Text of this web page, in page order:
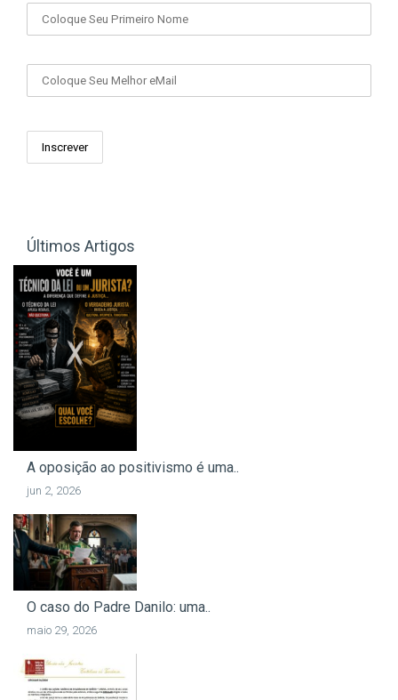
Últimos Artigos
A oposição ao positivismo é uma..
jun 2, 2026
O caso do Padre Danilo: uma..
maio 29, 2026